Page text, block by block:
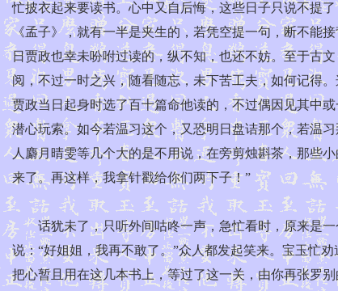
忙披衣起来要读书。心中又自后悔，这些日子只说不提
《孟子》，就有一半是夹生的，若凭空提一句，断不能
日贾政也幸未吩咐过读的，纵不知，也还不妨。至于古
阅，不过一时之兴，随看随忘，未下苦工夫，如何记得
贾政当日起身时选了百十篇命他读的，不过偶因见其中
潜心玩索。如今若温习这个，又恐明日盘诘那个，若温
人麝月晴雯等几个大的是不用说，在旁剪烛斟茶，那些
来了。再这样，我拿针戳给你们两下子！”
话犹未了，只听外间咕咚一声，急忙看时，原来是一
说：“好姐姐，我再不敢了。”众人都发起笑来。宝玉忙
把心暂且用在这几本书上，等过了这一关，由你再张罗